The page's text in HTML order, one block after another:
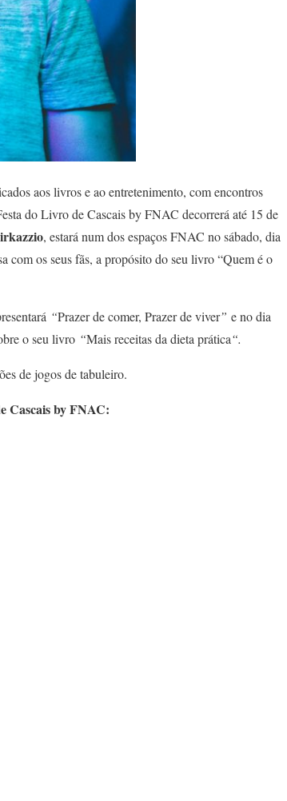
aos livros e ao entretenimento, com encontros
do Livro de Cascais by FNAC decorrerá até 15 de
, estará num dos espaços FNAC no sábado, dia
com os seus fãs, a propósito do seu livro “Quem é o
“Prazer de comer, Prazer de viver” e no dia
o seu livro “Mais receitas da dieta prática“.
de jogos de tabuleiro.
Cascais by FNAC: